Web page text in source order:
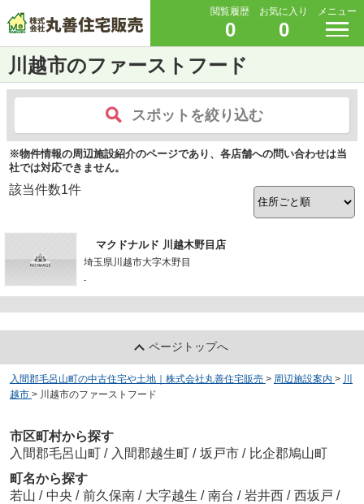
閲覧履歴
0
お気に入り
0
メニュー
川越市のファーストフード
スポットを絞り込む
※物件情報の周辺施設紹介のページであり、各店舗への問い合わせは当
社では対応できません。
該当件数1件
マクドナルド 川越木野目店
埼玉県川越市大字木野目
-
ページトップへ
入間郡毛呂山町の中古住宅や土地｜株式会社丸善住宅販売 > 周辺施設案内 > 川
越市 > 川越市のファーストフード
市区町村から探す
入間郡毛呂山町 / 入間郡越生町 / 坂戸市 / 比企郡鳩山町
町名から探す
若山 / 中央 / 前久保南 / 大字越生 / 南台 / 岩井西 / 西坂戸 /